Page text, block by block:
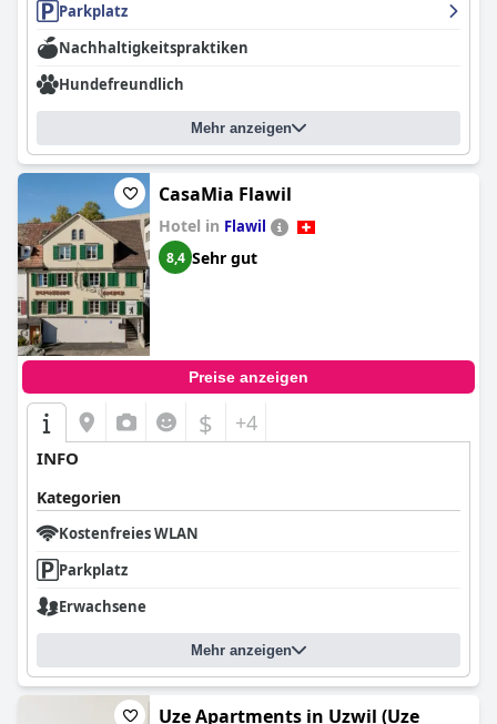
Parkplatz
Nachhaltigkeitspraktiken
Hundefreundlich
Mehr anzeigen
CasaMia Flawil
Hotel in Flawil
8,4 Sehr gut
Preise anzeigen
$ +4
INFO
Kategorien
Kostenfreies WLAN
Parkplatz
Erwachsene
Mehr anzeigen
Uze Apartments in Uzwil (Uze